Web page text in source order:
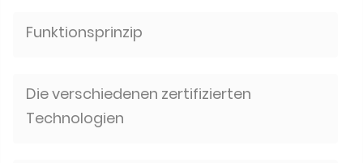
Funktionsprinzip
Die verschiedenen zertifizierten
Technologien